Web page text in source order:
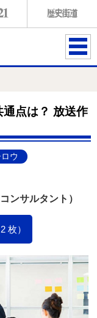
ME
点は？ 放送作
ウ
ンサルタント）
枚）